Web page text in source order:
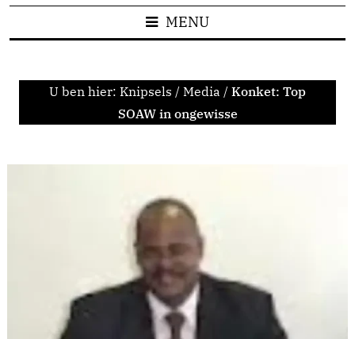
MENU
U ben hier: Knipsels / Media / Konket: Top
SOAW in ongewisse